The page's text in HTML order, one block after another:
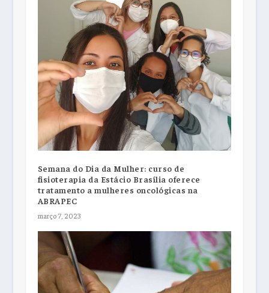
Semana do Dia da Mulher: curso de
fisioterapia da Estácio Brasília oferece
tratamento a mulheres oncológicas na
ABRAPEC
março 7, 2023